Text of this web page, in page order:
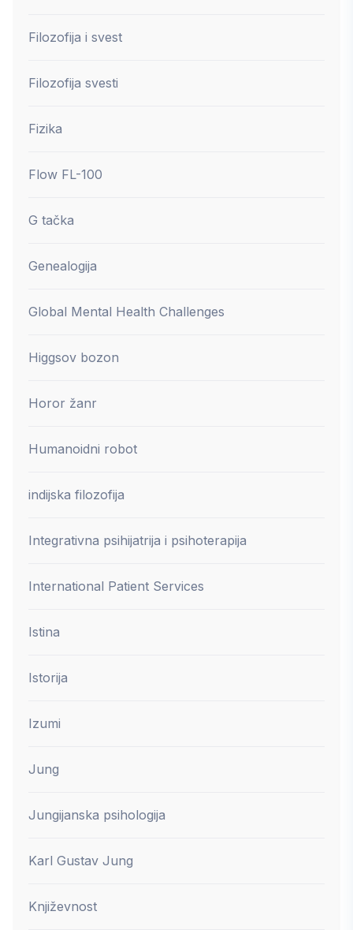
Filozofija i svest
Filozofija svesti
Fizika
Flow FL-100
G tačka
Genealogija
Global Mental Health Challenges
Higgsov bozon
Horor žanr
Humanoidni robot
indijska filozofija
Integrativna psihijatrija i psihoterapija
International Patient Services
Istina
Istorija
Izumi
Jung
Jungijanska psihologija
Karl Gustav Jung
Književnost